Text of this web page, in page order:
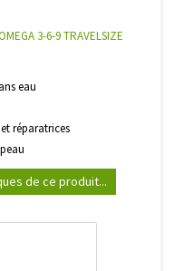
3-6-9 TRAVELSIZE
eau
réparatrices
de ce produit...